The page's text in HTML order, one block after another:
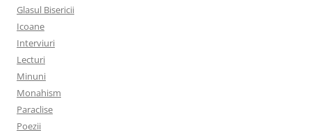
Glasul Bisericii
Icoane
Interviuri
Lecturi
Minuni
Monahism
Paraclise
Poezii